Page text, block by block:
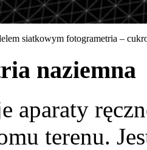
siatkowym fotogrametria –
naziemna
aparaty
terenu.